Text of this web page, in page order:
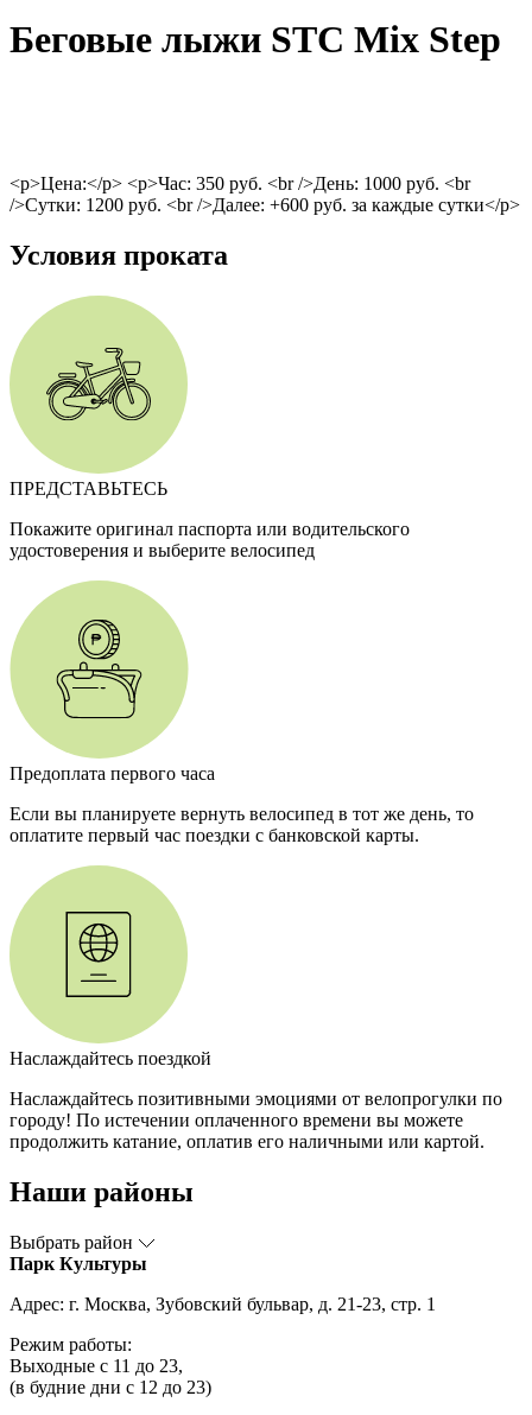
Беговые лыжи STC Mix Step
<p>Цена:</p> <p>Час: 350 руб. <br />День: 1000 руб. <br
/>Сутки: 1200 руб. <br />Далее: +600 руб. за каждые сутки</p>
Условия проката
ПРЕДСТАВЬТЕСЬ
Покажите оригинал паспорта или водительского
удостоверения и выберите велосипед
Предоплата первого часа
Если вы планируете вернуть велосипед в тот же день, то
оплатите первый час поездки с банковской карты.
Наслаждайтесь поездкой
Наслаждайтесь позитивными эмоциями от велопрогулки по
городу! По истечении оплаченного времени вы можете
продолжить катание, оплатив его наличными или картой.
Наши районы
Выбрать район
Парк Культуры
Адрес: г. Москва, Зубовский бульвар, д. 21-23, стр. 1
Режим работы:
Выходные с 11 до 23,
(в будние дни с 12 до 23)